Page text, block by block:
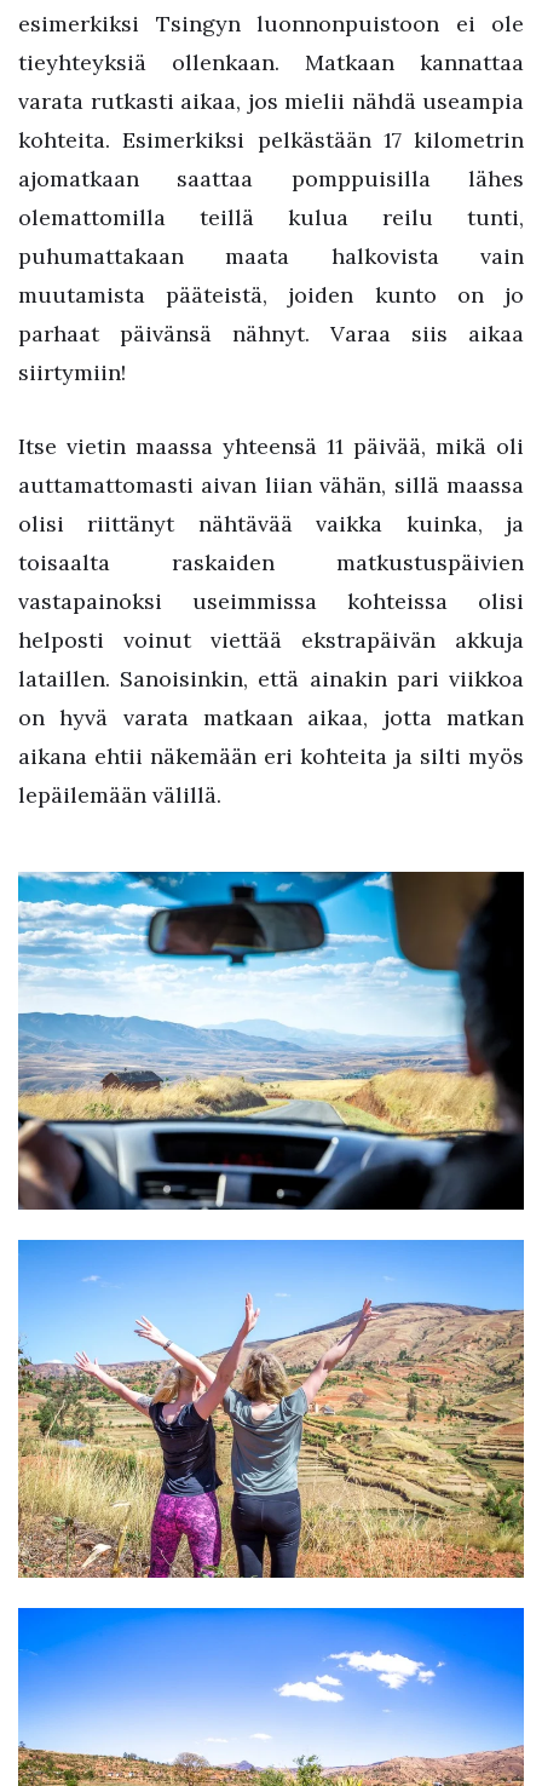
esimerkiksi Tsingyn luonnonpuistoon ei ole
tieyhteyksiä ollenkaan. Matkaan kannattaa
varata rutkasti aikaa, jos mielii nähdä useampia
kohteita. Esimerkiksi pelkästään 17 kilometrin
ajomatkaan saattaa pomppuisilla lähes
olemattomilla teillä kulua reilu tunti,
puhumattakaan maata halkovista vain
muutamista pääteistä, joiden kunto on jo
parhaat päivänsä nähnyt. Varaa siis aikaa
siirtymiin!
Itse vietin maassa yhteensä 11 päivää, mikä oli
auttamattomasti aivan liian vähän, sillä maassa
olisi riittänyt nähtävää vaikka kuinka, ja
toisaalta raskaiden matkustuspäivien
vastapainoksi useimmissa kohteissa olisi
helposti voinut viettää ekstrapäivän akkuja
lataillen. Sanoisinkin, että ainakin pari viikkoa
on hyvä varata matkaan aikaa, jotta matkan
aikana ehtii näkemään eri kohteita ja silti myös
lepäilemään välillä.